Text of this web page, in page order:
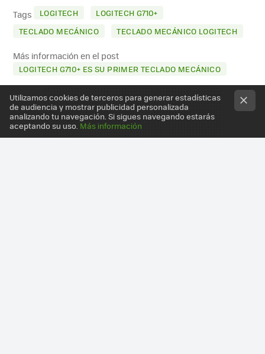
MAIL
Tags LOGITECH
LOGITECH G710+
TECLADO MECÁNICO
TECLADO MECÁNICO LOGITECH
Más información en el post
LOGITECH G710+ ES SU PRIMER TECLADO MECÁNICO
Utilizamos cookies de terceros para generar estadísticas
de audiencia y mostrar publicidad personalizada
analizando tu navegación. Si sigues navegando estarás
aceptando su uso. Más información